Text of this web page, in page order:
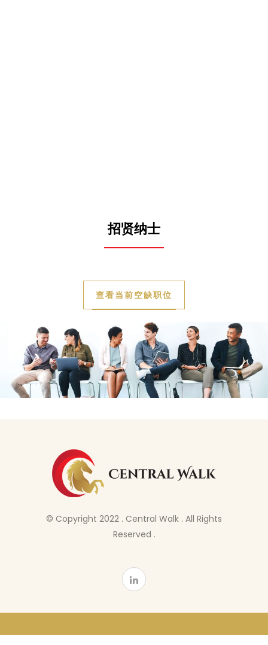
招贤纳士
查看当前空缺职位
© Copyright 2022 . Central Walk . All Rights
Reserved .